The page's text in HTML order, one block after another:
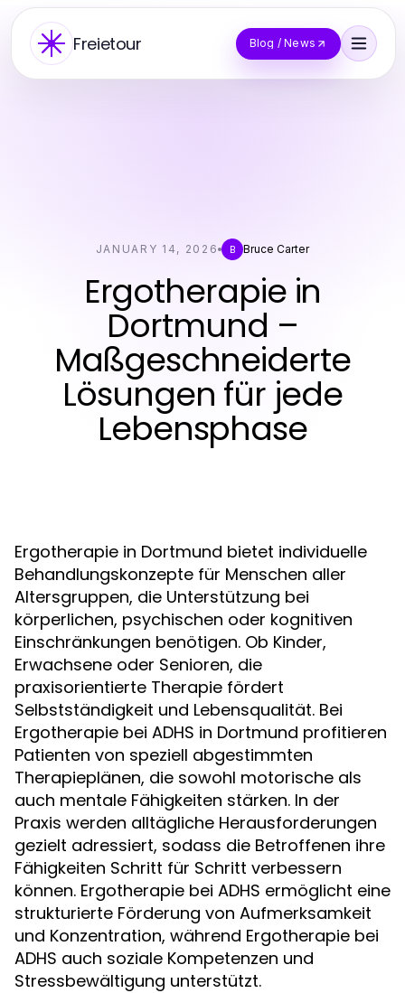
Freietour Blog / News
JANUARY 14, 2026 B Bruce Carter
Ergotherapie in
Dortmund –
Maßgeschneiderte
Lösungen für jede
Lebensphase
Ergotherapie in Dortmund bietet individuelle
Behandlungskonzepte für Menschen aller
Altersgruppen, die Unterstützung bei
körperlichen, psychischen oder kognitiven
Einschränkungen benötigen. Ob Kinder,
Erwachsene oder Senioren, die
praxisorientierte Therapie fördert
Selbstständigkeit und Lebensqualität. Bei
Ergotherapie bei ADHS in Dortmund profitieren
Patienten von speziell abgestimmten
Therapieplänen, die sowohl motorische als
auch mentale Fähigkeiten stärken. In der
Praxis werden alltägliche Herausforderungen
gezielt adressiert, sodass die Betroffenen ihre
Fähigkeiten Schritt für Schritt verbessern
können. Ergotherapie bei ADHS ermöglicht eine
strukturierte Förderung von Aufmerksamkeit
und Konzentration, während Ergotherapie bei
ADHS auch soziale Kompetenzen und
Stressbewältigung unterstützt.